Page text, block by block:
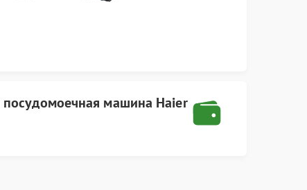
посудомоечная машина Haier